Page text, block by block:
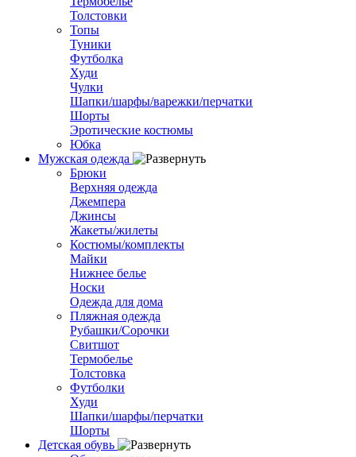
Толстовки
Топы
Туники
Футболка
Худи
Чулки
Шапки/шарфы/варежки/перчатки
Шорты
Эротические костюмы
Юбка
Мужская одежда
Брюки
Верхняя одежда
Джемпера
Джинсы
Жакеты/жилеты
Костюмы/комплекты
Майки
Нижнее белье
Носки
Одежда для дома
Пляжная одежда
Рубашки/Сорочки
Свитшот
Термобелье
Толстовка
Футболки
Худи
Шапки/шарфы/перчатки
Шорты
Детская обувь